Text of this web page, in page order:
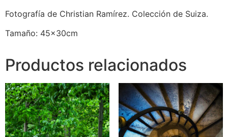
Fotografía de Christian Ramírez. Colección de Suiza.
Tamaño: 45x30cm
Productos relacionados